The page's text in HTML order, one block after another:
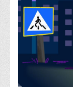
Порядок